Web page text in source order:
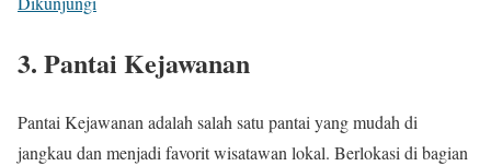
3. Pantai Kejawanan
Pantai Kejawanan adalah salah satu pantai yang mudah di
jangkau dan menjadi favorit wisatawan lokal. Berlokasi di bagian